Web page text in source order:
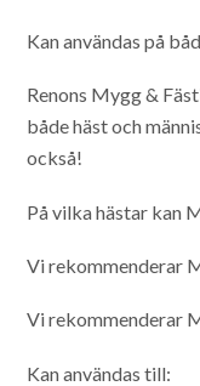
Kan användas på
Renons Mygg &
både häst och
också!
På vilka hästar kan
Vi rekommenderar
Vi rekommenderar
Kan användas till: